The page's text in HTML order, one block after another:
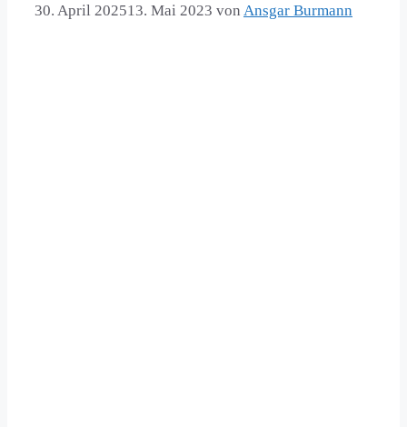
30. April 202513. Mai 2023 von Ansgar Burmann